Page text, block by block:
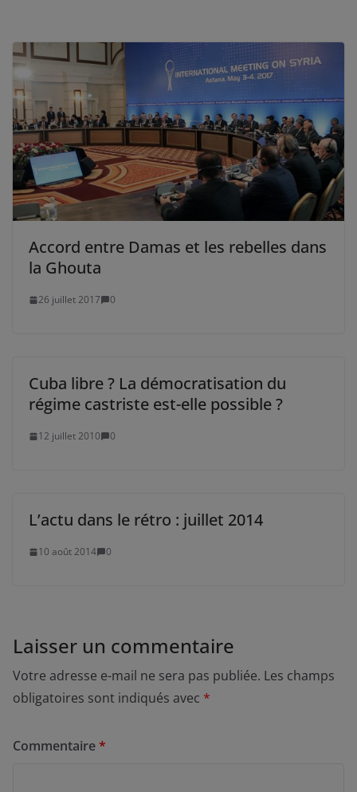
Accord entre Damas et les rebelles dans
la Ghouta
26 juillet 2017 0
Cuba libre ? La démocratisation du
régime castriste est-elle possible ?
12 juillet 2010 0
L’actu dans le rétro : juillet 2014
10 août 2014 0
Laisser un commentaire
Votre adresse e-mail ne sera pas publiée. Les champs
obligatoires sont indiqués avec *
Commentaire*